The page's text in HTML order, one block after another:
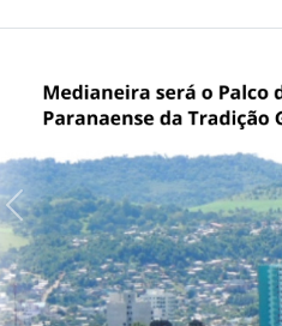
Previous